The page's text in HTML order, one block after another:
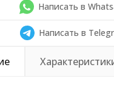
Написать в
Написать в